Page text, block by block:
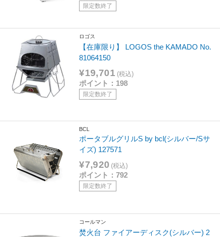
限定数終了
ロゴス
【在庫限り】 LOGOS the KAMADO No.
81064150
¥19,701 (税込)
ポイント：198
限定数終了
BCL
ポータブルグリルS by bcl(シルバー/Sサ
イズ) 127571
¥7,920 (税込)
ポイント：792
限定数終了
コールマン
焚火台 ファイアーディスク(シルバー) 2